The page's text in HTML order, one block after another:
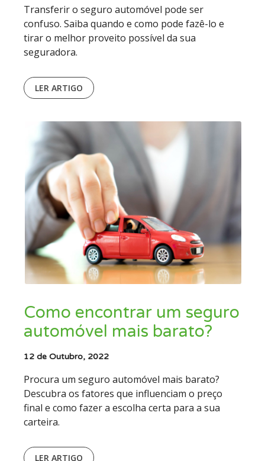
Transferir o seguro automóvel pode ser
confuso. Saiba quando e como pode fazê-lo e
tirar o melhor proveito possível da sua
seguradora.
LER ARTIGO
Como encontrar um seguro
automóvel mais barato?
12 de Outubro, 2022
Procura um seguro automóvel mais barato?
Descubra os fatores que influenciam o preço
final e como fazer a escolha certa para a sua
carteira.
LER ARTIGO